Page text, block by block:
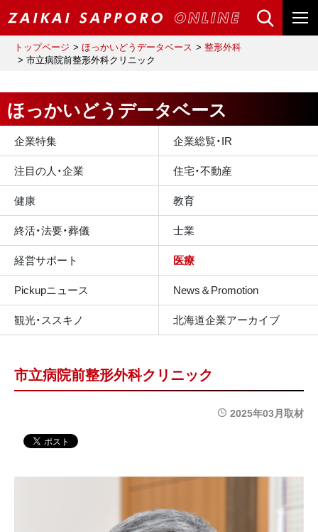
トップページ ほっかいどうデータベース
整形外科
市立病院前整形外科クリニック
ほっかいどうデータベース
企業特集
企業総覧・IR
注目の人・企業
住宅・不動産
健康
教育
終活・法要・葬儀
士業
経営サポート
医療
Pickupニュース
News＆Promotion
観光・ススキノ
北海道企業アーカイブ
市立病院前整形外科クリニック
2025年03月取材